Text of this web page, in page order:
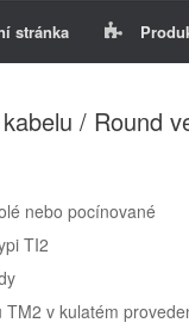
stránka
/ Round
nebo pocínované
TI2
TM2 v kulatém